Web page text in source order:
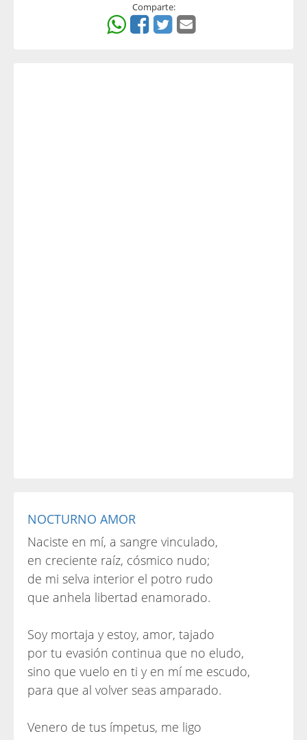
Comparte:
NOCTURNO AMOR
Naciste en mí, a sangre vinculado,
en creciente raíz, cósmico nudo;
de mi selva interior el potro rudo
que anhela libertad enamorado.
Soy mortaja y estoy, amor, tajado
por tu evasión continua que no eludo,
sino que vuelo en ti y en mí me escudo,
para que al volver seas amparado.
Venero de tus ímpetus, me ligo